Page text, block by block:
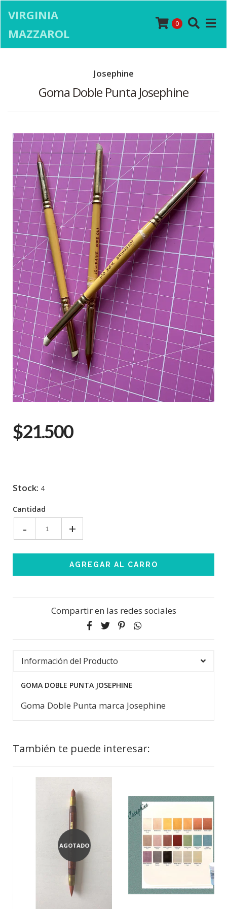
VIRGINIA
MAZZAROL
0
Josephine
Goma Doble Punta Josephine
$21.500
Stock: 4
Cantidad
- +
Compartir en las redes sociales
Información del Producto
GOMA DOBLE PUNTA JOSEPHINE
Goma Doble Punta marca Josephine
También te puede interesar:
AGOTADO